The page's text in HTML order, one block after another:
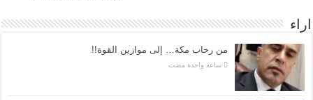
اراء
من رحاب مكة… إلى موازين القوة!!
‏ساعة واحدة مضت